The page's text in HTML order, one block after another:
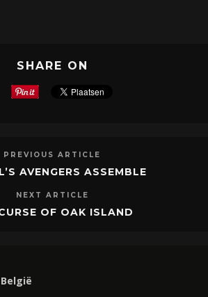
SHARE ON
PREVIOUS ARTICLE
AVENGERS ASSEMBLE
NEXT ARTICLE
OF OAK ISLAND